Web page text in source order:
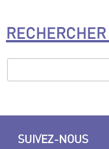
RECHERCHER
SUIVEZ-NOUS